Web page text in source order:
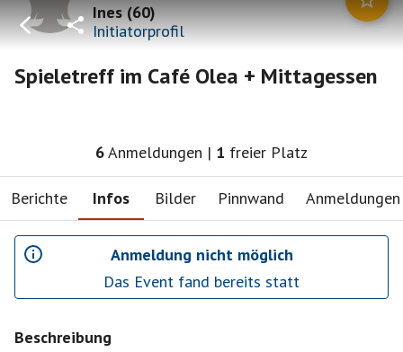
Ines(60)
Initiatorprofil
Spieletreff im Café Olea + Mittagessen
6Anmeldungen | 1 freier Platz
Berichte Infos Bilder Pinnwand Anmeldungen
Anmeldung nicht möglich
Das Event fand bereits statt
Beschreibung